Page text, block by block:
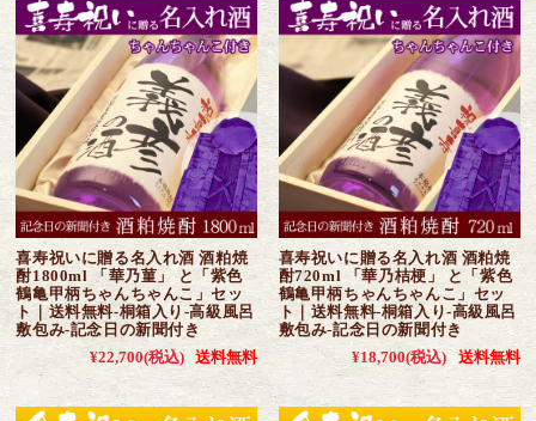
喜寿祝いに贈る名入れ酒 酒粕焼
酎1800ml 「華乃菫」 と「紫色
鶴亀甲柄ちゃんちゃんこ」セッ
ト｜送料無料-桐箱入り-高級風呂
敷包み-記念日の新聞付き
¥22,700(税込) 送料無料
喜寿祝いに贈る名入れ酒 酒粕焼
酎720ml 「華乃桔梗」 と「紫色
鶴亀甲柄ちゃんちゃんこ」セッ
ト｜送料無料-桐箱入り-高級風呂
敷包み-記念日の新聞付き
¥18,700(税込) 送料無料